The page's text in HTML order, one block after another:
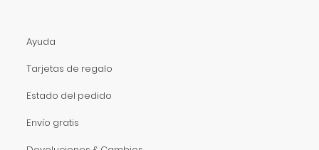
Ayuda
Tarjetas de regalo
Estado del pedido
Envío gratis